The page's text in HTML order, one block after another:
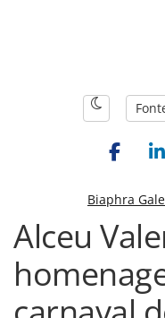
Biaphra
Alceu